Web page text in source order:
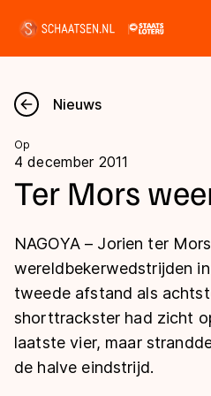
Nieuws
Kalender
Marathon
Langebaan
Inlineskaten
Uitslagen
Langebaan
Shorttrack
Tijden & historie
Nieuws
Op
4 december 2011
Ter Mors
NAGOYA – Jorien ter
wereldbekerwedstrijden
tweede afstand als
shorttrackster had zicht
laatste vier, maar
de halve eindstrijd.